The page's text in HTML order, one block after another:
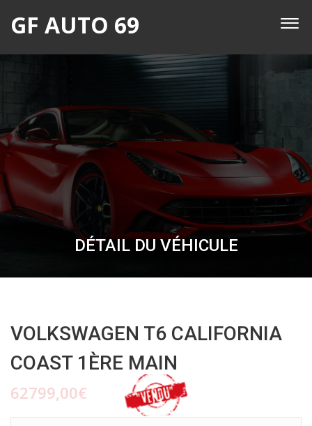
GF AUTO 69
DÉTAIL DU VÉHICULE
VOLKSWAGEN T6 CALIFORNIA
COAST 1ÈRE MAIN
62799,00€